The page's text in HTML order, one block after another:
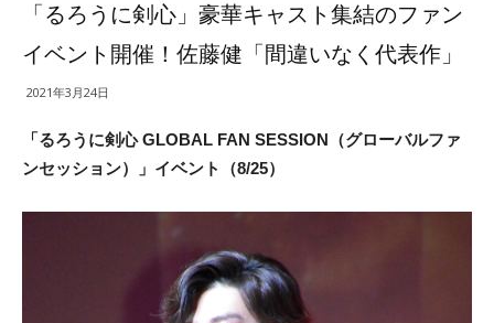
「るろうに剣心」豪華キャスト集結のファン
イベント開催！佐藤健「間違いなく代表作」
2021年3月24日
「るろうに剣心 GLOBAL FAN SESSION（グローバルファ
ンセッション）」イベント（8/25）